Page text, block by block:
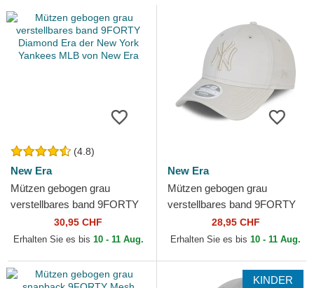
(4.8)
New Era
Mützen gebogen grau
verstellbares band 9FORTY
Diamond Era der New York
Yankees MLB von New Era
30,95 CHF
Erhalten Sie es bis 10 - 11 Aug.
New Era
Mützen gebogen grau
verstellbares band 9FORTY
Tonal der New York Yankees
MLB von New Era
28,95 CHF
Erhalten Sie es bis 10 - 11 Aug.
KINDER